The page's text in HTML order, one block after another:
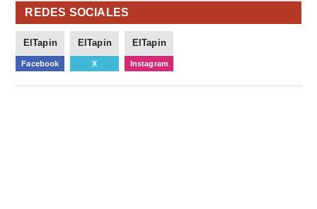
REDES SOCIALES
ElTapin
Facebook
ElTapin
X
ElTapin
Instagram